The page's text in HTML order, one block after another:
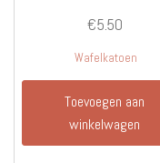
€5.50
Wafelkatoen
Toevoegen aan
winkelwagen